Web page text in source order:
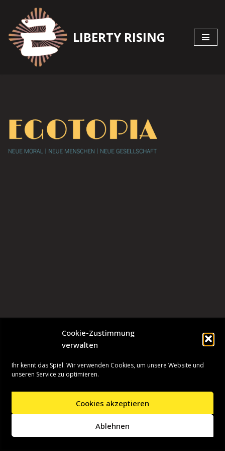
Cookie-Zustimmung
verwalten
Ihr kennt das Spiel. Wir verwenden Cookies, um unsere Website und
unseren Service zu optimieren.
Cookies akzeptieren
Ablehnen
Zum
Inhalt
springen
LIBERTY RISING
| Präsentiert vonWordPress
Presseinformationen